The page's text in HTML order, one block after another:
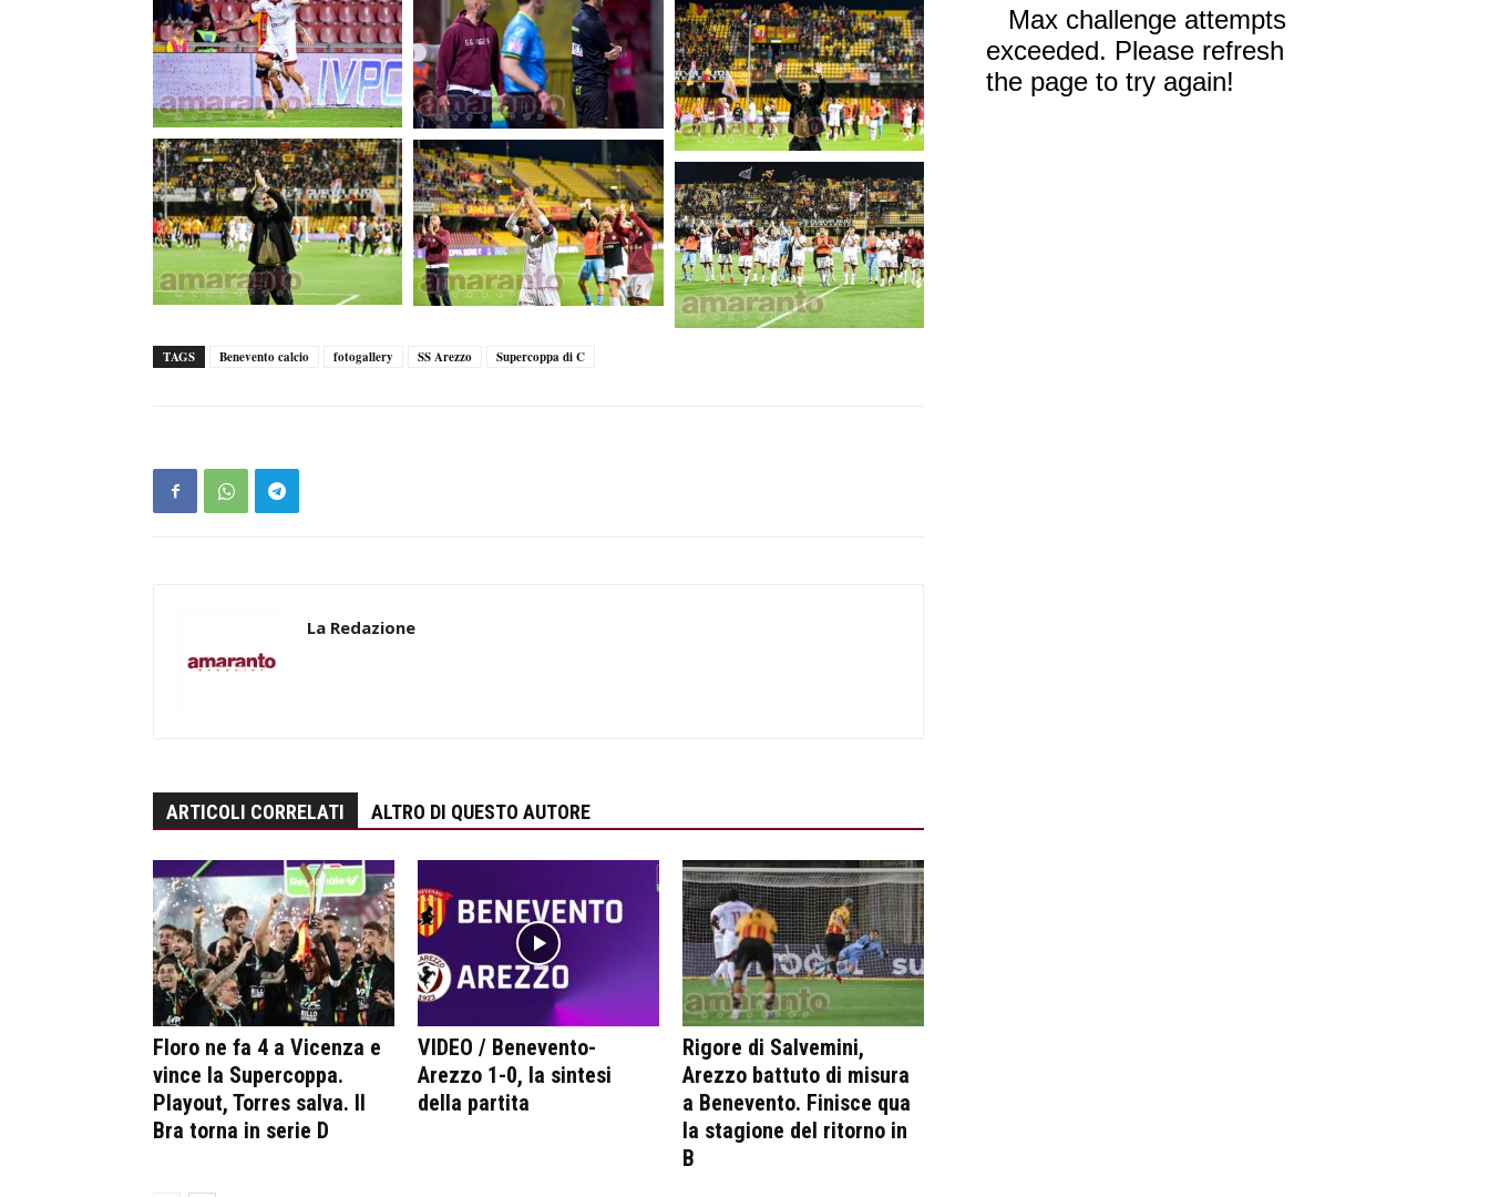
TAGS Benevento calcio fotogallery SS Arezzo Supercoppa di C
La Redazione
ARTICOLI CORRELATI ALTRO DI QUESTO AUTORE
Floro ne fa 4 a Vicenza e
vince la Supercoppa.
Playout, Torres salva. Il
Bra torna in serie D
VIDEO / Benevento-
Arezzo 1-0, la sintesi
della partita
Rigore di Salvemini,
Arezzo battuto di misura
a Benevento. Finisce qua
la stagione del ritorno in
B